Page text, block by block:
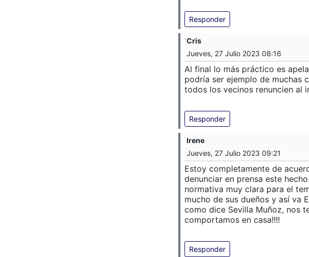
Responder
Cris
Jueves, 27 Julio 2023 08:16
Al final lo más práctico es
podría ser ejemplo de muchas
todos los vecinos renuncien al
Responder
Irene
Jueves, 27 Julio 2023 09:21
Estoy completamente de
denunciar en prensa este
normativa muy clara para el
mucho de sus dueños y así va
como dice Sevilla Muñoz, nos
comportamos en casa!!!!
Responder